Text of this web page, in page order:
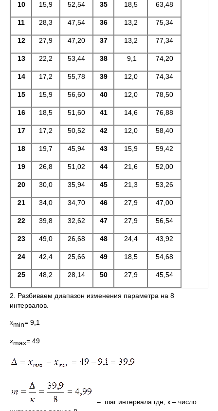
10 15,9 52,54 35 18,5 63,48
11 28,3 47,54 36 13,2 75,34
12 27,9 47,20 37 13,2 77,34
13 22,2 53,44 38 9,1 74,20
14 17,2 55,78 39 12,0 74,34
15 15,9 56,60 40 12,0 78,50
16 18,5 51,60 41 14,6 76,88
17 17,2 50,52 42 12,0 58,40
18 19,7 45,94 43 15,9 59,42
19 26,8 51,02 44 21,6 52,00
20 30,0 35,94 45 21,3 53,26
21 34,0 34,70 46 27,9 47,00
22 39,8 32,62 47 27,9 56,54
23 49,0 26,68 48 24,4 43,92
24 42,4 25,66 49 18,5 54,68
25 48,2 28,14 50 27,9 45,54
2. Разбиваем диапазон изменения параметра на 8
интервалов.
хmin= 9,1
хmax= 49
– шаг интервала где, к – число